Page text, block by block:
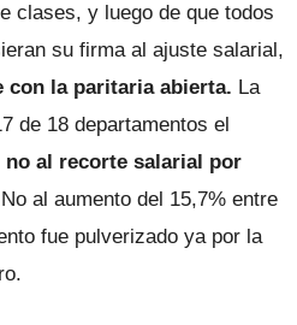
clases, y luego de que todos
su firma al ajuste salarial,
con la paritaria abierta. La
de 18 departamentos el
no al recorte salarial por
No al aumento del 15,7% entre
fue pulverizado ya por la